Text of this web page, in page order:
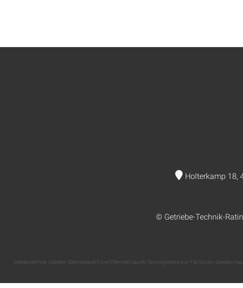
Holterkamp 18,
© Getriebe-Technik-
Getriebetechnik Getriebe Zahnradtausch fuer Chevrolet Lacetti Tauschgetriebe fuer Fiat Scudo Getriebe